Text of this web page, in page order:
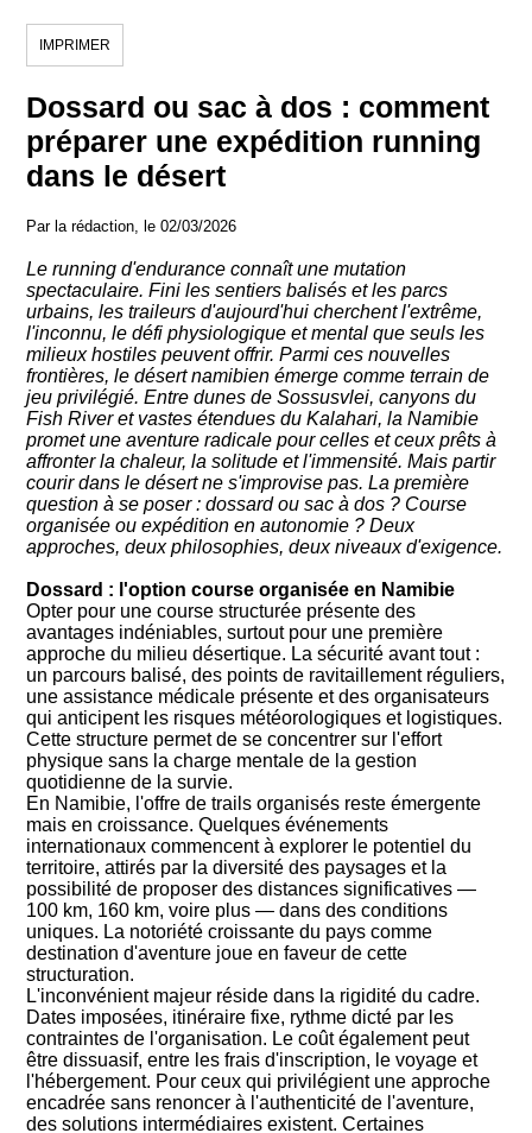
IMPRIMER
Dossard ou sac à dos : comment
préparer une expédition running
dans le désert
Par la rédaction, le 02/03/2026
Le running d'endurance connaît une mutation
spectaculaire. Fini les sentiers balisés et les parcs
urbains, les traileurs d'aujourd'hui cherchent l'extrême,
l'inconnu, le défi physiologique et mental que seuls les
milieux hostiles peuvent offrir. Parmi ces nouvelles
frontières, le désert namibien émerge comme terrain de
jeu privilégié. Entre dunes de Sossusvlei, canyons du
Fish River et vastes étendues du Kalahari, la Namibie
promet une aventure radicale pour celles et ceux prêts à
affronter la chaleur, la solitude et l'immensité. Mais partir
courir dans le désert ne s'improvise pas. La première
question à se poser : dossard ou sac à dos ? Course
organisée ou expédition en autonomie ? Deux
approches, deux philosophies, deux niveaux d'exigence.
Dossard : l'option course organisée en Namibie
Opter pour une course structurée présente des
avantages indéniables, surtout pour une première
approche du milieu désertique. La sécurité avant tout :
un parcours balisé, des points de ravitaillement réguliers,
une assistance médicale présente et des organisateurs
qui anticipent les risques météorologiques et logistiques.
Cette structure permet de se concentrer sur l'effort
physique sans la charge mentale de la gestion
quotidienne de la survie.
En Namibie, l'offre de trails organisés reste émergente
mais en croissance. Quelques événements
internationaux commencent à explorer le potentiel du
territoire, attirés par la diversité des paysages et la
possibilité de proposer des distances significatives —
100 km, 160 km, voire plus — dans des conditions
uniques. La notoriété croissante du pays comme
destination d'aventure joue en faveur de cette
structuration.
L'inconvénient majeur réside dans la rigidité du cadre.
Dates imposées, itinéraire fixe, rythme dicté par les
contraintes de l'organisation. Le coût également peut
être dissuasif, entre les frais d'inscription, le voyage et
l'hébergement. Pour ceux qui privilégient une approche
encadrée sans renoncer à l'authenticité de l'aventure,
des solutions intermédiaires existent. Certaines